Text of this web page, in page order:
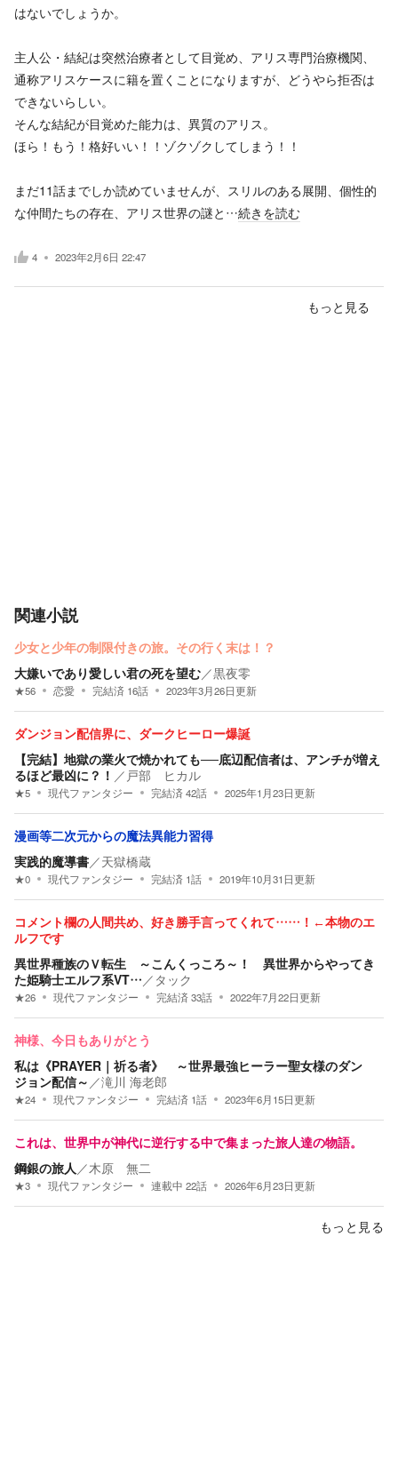
はないでしょうか。
主人公・結紀は突然治療者として目覚め、アリス専門治療機関、
通称アリスケースに籍を置くことになりますが、どうやら拒否は
できないらしい。
そんな結紀が目覚めた能力は、異質のアリス。
ほら！もう！格好いい！！ゾクゾクしてしまう！！
まだ11話までしか読めていませんが、スリルのある展開、個性的
な仲間たちの存在、アリス世界の謎と…続きを読む
4 2023年2月6日 22:47
もっと見る
関連小説
少女と少年の制限付きの旅。その行く末は！？
大嫌いであり愛しい君の死を望む／黒夜零
★56 恋愛 完結済 16話 2023年3月26日更新
ダンジョン配信界に、ダークヒーロー爆誕
【完結】地獄の業火で焼かれても──底辺配信者は、アンチが増え
るほど最凶に？！ ／ 戸部 ヒカル
★5 現代ファンタジー 完結済42話 2025年1月23日更新
漫画等二次元からの魔法異能力習得
実践的魔導書／天獄橋蔵
★0 現代ファンタジー 完結済 1話 2019年10月31日更新
コメント欄の人間共め、好き勝手言ってくれて……！←本物のエ
ルフです
異世界種族のＶ転生 ～こんくっころ～！ 異世界からやってき
た姫騎士エルフ系VT… ／ タック
★26 現代ファンタジー 完結済33話 2022年7月22日更新
神様、今日もありがとう
私は《PRAYER｜祈る者》 ～世界最強ヒーラー聖女様のダン
ジョン配信～ ／滝川 海老郎
★24 現代ファンタジー 完結済 1話 2023年6月15日更新
これは、世界中が神代に逆行する中で集まった旅人達の物語。
鋼銀の旅人 ／木原 無二
★3 現代ファンタジー 連載中 22話 2026年6月23日更新
もっと見る